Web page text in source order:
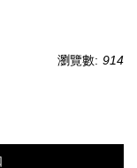
瀏覽數: 914